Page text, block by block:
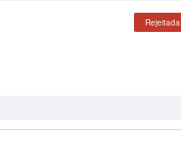
Rejeitada